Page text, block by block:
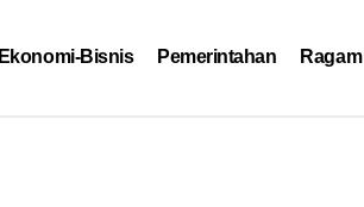
Ekonomi-Bisnis Pemerintahan Ragam